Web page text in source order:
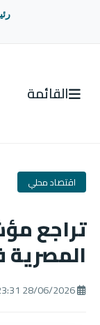
القائمة
اقتصاد محلي
تراجع
المصرية في 28